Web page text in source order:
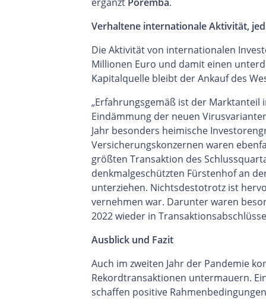
Verhaltene internationale Aktivität,
Die Aktivität von internationalen
Millionen Euro und damit einen
Kapitalquelle bleibt der Ankauf des
„Erfahrungsgemäß ist der
Eindämmung der neuen
Jahr besonders heimische
Versicherungskonzernen waren
größten Transaktion des
denkmalgeschützten Fürstenhof an
unterziehen. Nichtsdestotrotz ist
vernehmen war. Darunter waren
2022 wieder in
Ausblick und Fazit
Auch im zweiten Jahr der Pandemie
Rekordtransaktionen untermauern.
schaffen positive